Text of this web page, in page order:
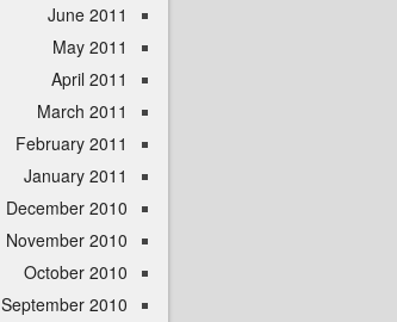
June 2011
May 2011
April 2011
March 2011
February 2011
January 2011
December 2010
November 2010
October 2010
September 2010